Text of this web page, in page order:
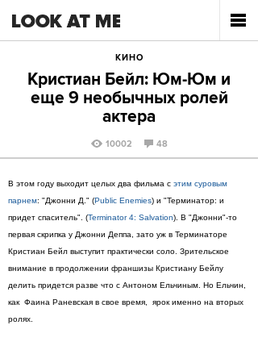
КИНО
Кристиан Бейл: Юм-Юм и
еще 9 необычных ролей
актера
10002 48
В этом году выходит целых два фильма с этим суровым
парнем: "Джонни Д." (Public Enemies) и "Терминатор: и
придет спаситель". (Terminator 4: Salvation). В "Джонни"-то
первая скрипка у Джонни Деппа, зато уж в Терминаторе
Кристиан Бейл выступит практически соло. Зрительское
внимание в продолжении франшизы Кристиану Бейлу
делить придется разве что с Антоном Ельчиным. Но Ельчин,
как Фаина Раневская в свое время, ярок именно на вторых
ролях.